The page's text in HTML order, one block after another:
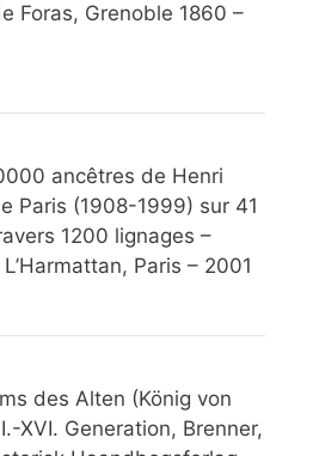
Foras, Grenoble 1860 –
ancêtres de Henri
Paris (1908-1999) sur 41
1200 lignages –
Paris – 2001
des Alten (König von
XVI. Generation, Brenner,